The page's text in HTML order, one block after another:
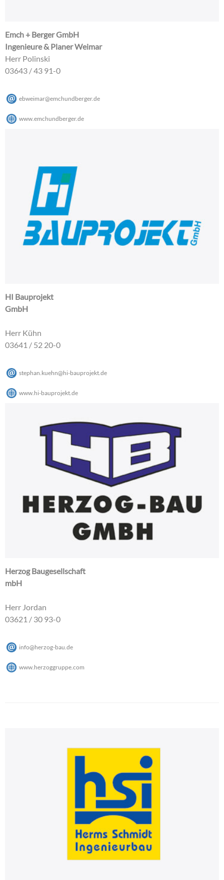
Emch + Berger GmbH
Ingenieure & Planer Weimar
Herr Polinski
03643 / 43 91-0
ebweimar@emchundberger.de
www.emchundberger.de
HI Bauprojekt
GmbH
Herr Kühn
03641 / 52 20-0
stephan.kuehn@hi-bauprojekt de
www.hi-bauprojekt.de
Herzog Baugesellschaft
mbH
Herr Jordan
03621 / 30 93-0
info@herzog-bau de
www.herzoggruppe.com